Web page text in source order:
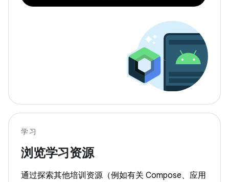
学习
浏览学习资源
通过探索其他培训资源（例如有关 Compose、应用